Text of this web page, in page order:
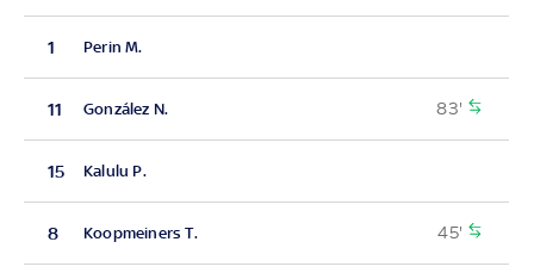
1 Perin M.
11 González N. 83'
15 Kalulu P.
8 Koopmeiners T. 45'